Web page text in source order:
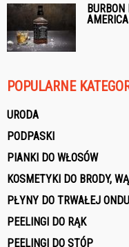
POPULARNE
URODA
PODPASKI
PIANKI DO WŁOSÓW
KOSMETYKI DO BRODY,
PŁYNY DO TRWAŁEJ
PEELINGI DO RĄK
PEELINGI DO STÓP